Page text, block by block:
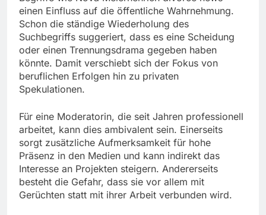
einen Einfluss auf die öffentliche Wahrnehmung.
Schon die ständige Wiederholung des
Suchbegriffs suggeriert, dass es eine Scheidung
oder einen Trennungsdrama gegeben haben
könnte. Damit verschiebt sich der Fokus von
beruflichen Erfolgen hin zu privaten
Spekulationen.
Für eine Moderatorin, die seit Jahren professionell
arbeitet, kann dies ambivalent sein. Einerseits
sorgt zusätzliche Aufmerksamkeit für hohe
Präsenz in den Medien und kann indirekt das
Interesse an Projekten steigern. Andererseits
besteht die Gefahr, dass sie vor allem mit
Gerüchten statt mit ihrer Arbeit verbunden wird.